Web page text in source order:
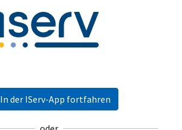
In der IServ-App fortfahren